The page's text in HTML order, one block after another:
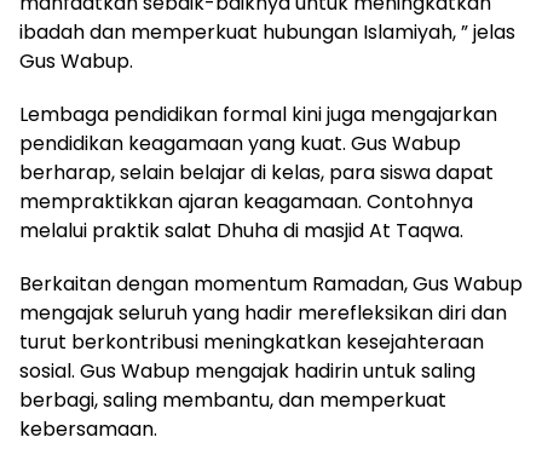
ibadah dan memperkuat hubungan Islamiyah, ” jelas
Gus Wabup.
Lembaga pendidikan formal kini juga mengajarkan
pendidikan keagamaan yang kuat. Gus Wabup
berharap, selain belajar di kelas, para siswa dapat
mempraktikkan ajaran keagamaan. Contohnya
melalui praktik salat Dhuha di masjid At Taqwa.
Berkaitan dengan momentum Ramadan, Gus Wabup
mengajak seluruh yang hadir merefleksikan diri dan
turut berkontribusi meningkatkan kesejahteraan
sosial. Gus Wabup mengajak hadirin untuk saling
berbagi, saling membantu, dan memperkuat
kebersamaan.